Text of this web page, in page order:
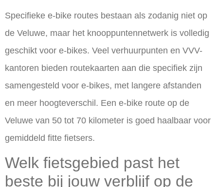
Specifieke e-bike routes bestaan als zodanig niet op
de Veluwe, maar het knooppuntennetwerk is volledig
geschikt voor e-bikes. Veel verhuurpunten en VVV-
kantoren bieden routekaarten aan die specifiek zijn
samengesteld voor e-bikes, met langere afstanden
en meer hoogteverschil. Een e-bike route op de
Veluwe van 50 tot 70 kilometer is goed haalbaar voor
gemiddeld fitte fietsers.
Welk fietsgebied past het
beste bij jouw verblijf op de